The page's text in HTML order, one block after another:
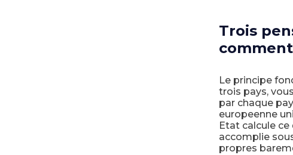
Trois
Le principe
trois pays,
par chaque
europeenne
Etat calcule
accomplie
propres